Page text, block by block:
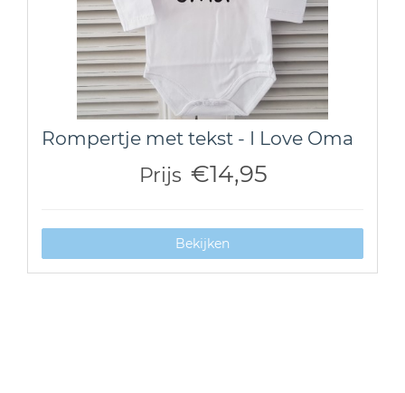
Rompertje met tekst - I Love Oma
Prijs €14,95
Bekijken